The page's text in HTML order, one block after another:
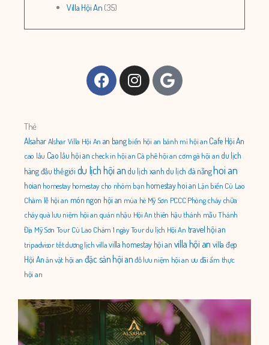
Villa Hội An (35)
FacebookInstagramGoogle
Thẻ
AlsaharAlshar Villa Hội An an bang biển hội an bánh mì hội an Cafe Hội An
cao lầu Cao lầu hội an check in hội an Cà phê hội an cơm gà hội an du lịch
hàng đầu thế giới du lịch hội an du lịch xanh du lịch đà nẵnghoi an
hoian homestay homestay cho nhóm bạn homestay hoi an Lặn biển Cù Lao
Chàm lễ hội an món ngon hội an mùa hè Mỹ Sơn PCCC Phòng cháy chữa
cháyquà lưu niệm hội an quán nhậu Hội An thiên hậu thánh mẫu Thánh
Địa Mỹ Sơn Tour Cù Lao Chàm 1 ngàyTour du lịch Hội An travel hội an
tripadvisor tết dương lịchvillavilla homestay hội an villa hội an villa đẹp
Hội Anăn vặt hội an đặc sản hội an đồ lưu niệm hội an ưu đãi ẩm thực
hội an